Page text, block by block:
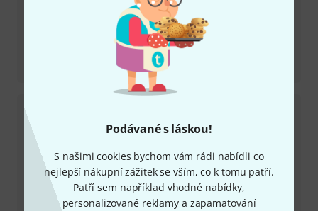
Podávané s láskou!
S našimi cookies bychom vám rádi nabídli co
nejlepší nákupní zážitek se vším, co k tomu patří.
Patří sem například vhodné nabídky,
personalizované reklamy a zapamatování